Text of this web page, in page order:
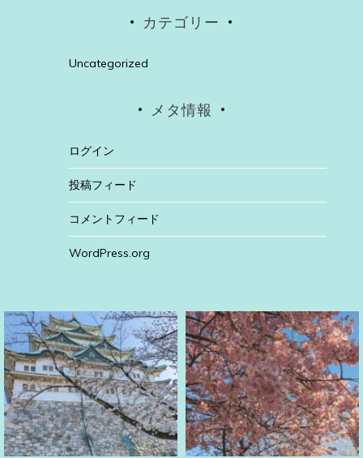
カテゴリー
Uncategorized
メタ情報
ログイン
投稿フィード
コメントフィード
WordPress.org